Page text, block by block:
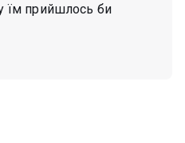
їм прийшлось би